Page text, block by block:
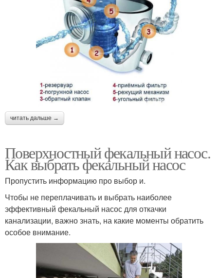
читать дальше →
Поверхностный фекальный насос.
Как выбрать фекальный насос
Пропустить информацию про выбор и.
Чтобы не переплачивать и выбрать наиболее
эффективный фекальный насос для откачки
канализации, важно знать, на какие моменты обратить
особое внимание.